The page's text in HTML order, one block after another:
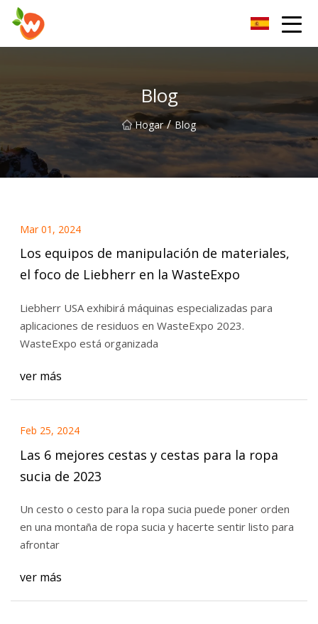
Grupo Co., Ltd del dispositivo de elevación de Henan
Blog
Hogar / Blog
Mar 01, 2024
Los equipos de manipulación de materiales,
el foco de Liebherr en la WasteExpo
Liebherr USA exhibirá máquinas especializadas para
aplicaciones de residuos en WasteExpo 2023.
WasteExpo está organizada
ver más
Feb 25, 2024
Las 6 mejores cestas y cestas para la ropa
sucia de 2023
Un cesto o cesto para la ropa sucia puede poner orden
en una montaña de ropa sucia y hacerte sentir listo para
afrontar
ver más